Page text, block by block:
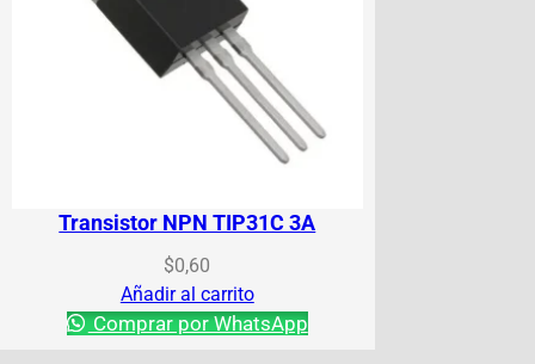
Transistor NPN TIP31C 3A
$0,60
Añadir al carrito
Comprar por WhatsApp